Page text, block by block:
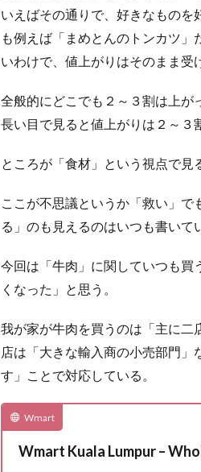
いえばその通りで、好きなもの
も例えば「まめとんのトンカツ
いわけで、値上がりはそのまま受
全般的にどこでも２～３割は上が
長い目で見ると値上がりは２～３
ところが「食材」という視点で見
ここが不思議というか「救い」
る」のも見えるのはいつも書いて
今回は「牛肉」に関していつも買
くなった」と思う。
我が家が牛肉を買うのは「主に
店は「大きな輸入商の小売部門
す」ことで対応している。
Wmart
Wmart Kuala Lumpur –